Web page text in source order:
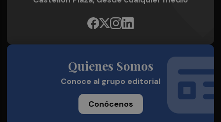
Quienes Somos
Conoce al grupo editorial
Conócenos